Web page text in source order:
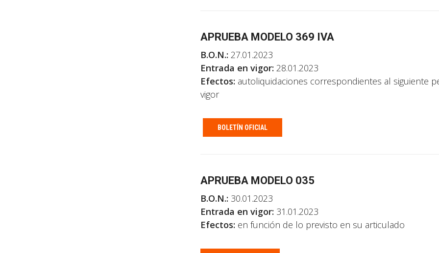
APRUEBA MODELO 369 IVA
B.O.N.: 27.01.2023
Entrada en vigor: 28.01.2023
Efectos: autoliquidaciones correspondientes al siguiente
vigor
BOLETÍN OFICIAL
APRUEBA MODELO 035
B.O.N.: 30.01.2023
Entrada en vigor: 31.01.2023
Efectos: en función de lo previsto en su articulado